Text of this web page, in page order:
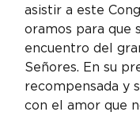
asistir a este
oramos para que
encuentro del
Señores. En su
recompensada y
con el amor que